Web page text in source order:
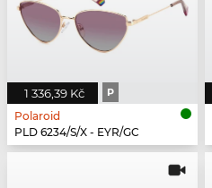
1 336,39 Kč P
Polaroid
PLD 6234/S/X - EYR/GC